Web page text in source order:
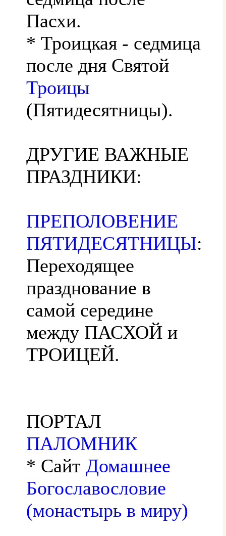
Пасхи.
* Троицкая - седмица
после дня Святой
Троицы
(Пятидесятницы).
ДРУГИЕ ВАЖНЫЕ
ПРАЗДНИКИ:
ПРЕПОЛОВЕНИЕ
ПЯТИДЕСЯТНИЦЫ:
Переходящее
празднование в
самой середине
между ПАСХОЙ и
ТРОИЦЕЙ.
ПОРТАЛ
ПАЛОМНИК
* Сайт Домашнее
Богославословие
(монастырь в миру)